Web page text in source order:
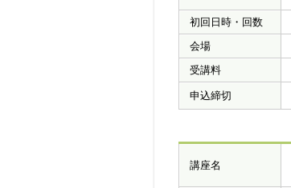
初回日時・回数
会場
受講料
申込締切
講座名